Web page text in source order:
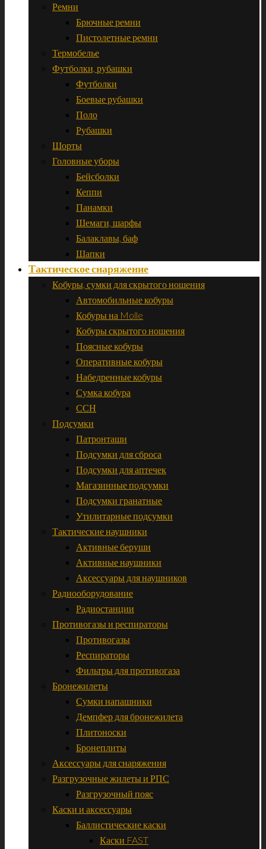
Ремни
Брючные ремни
Пистолетные ремни
Термобелье
Футболки, рубашки
Футболки
Боевые рубашки
Поло
Рубашки
Шорты
Головные уборы
Бейсболки
Кеппи
Панамки
Шемаги, шарфы
Балаклавы, баф
Шапки
Тактическое снаряжение
Кобуры, сумки для скрытого ношения
Автомобильные кобуры
Кобуры на Molle
Кобуры скрытого ношения
Поясные кобуры
Оперативные кобуры
Набедренные кобуры
Сумка кобура
ССН
Подсумки
Патронташи
Подсумки для сброса
Подсумки для аптечек
Магазинные подсумки
Подсумки гранатные
Утилитарные подсумки
Тактические наушники
Активные беруши
Активные наушники
Аксессуары для наушников
Радиооборудование
Радиостанции
Противогазы и респираторы
Противогазы
Респираторы
Фильтры для противогаза
Бронежилеты
Сумки напашники
Демпфер для бронежилета
Плитоноски
Бронеплиты
Аксессуары для снаряжения
Разгрузочные жилеты и РПС
Разгрузочный пояс
Каски и аксессуары
Баллистические каски
Каски FAST